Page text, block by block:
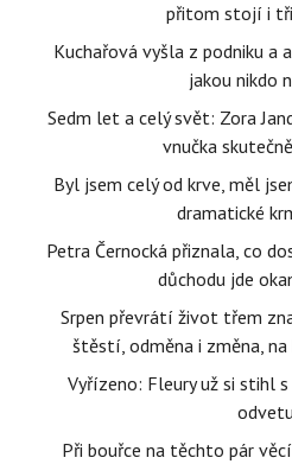
přitom stojí i
Kuchařová vyšla z podniku a
jakou nikdo
Sedm let a celý svět: Zora
vnučka
Byl jsem celý od krve, měl
dramatické
Petra Černocká přiznala, co
důchodu jde
Srpen převrátí život třem
štěstí, odměna i změna,
Vyřízeno: Fleury už si stihl
Při bouřce na těchto pár